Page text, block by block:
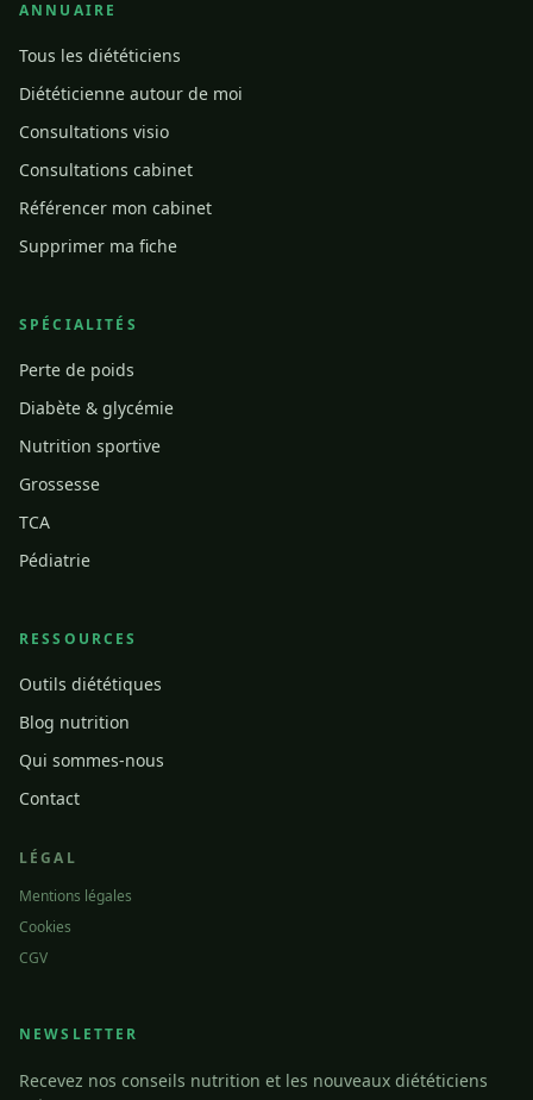
ANNUAIRE
Tous les diététiciens
Diététicienne autour de moi
Consultations visio
Consultations cabinet
Référencer mon cabinet
Supprimer ma fiche
SPÉCIALITÉS
Perte de poids
Diabète & glycémie
Nutrition sportive
Grossesse
TCA
Pédiatrie
RESSOURCES
Outils diététiques
Blog nutrition
Qui sommes-nous
Contact
LÉGAL
Mentions légales
Cookies
CGV
NEWSLETTER
Recevez nos conseils nutrition et les nouveaux diététiciens